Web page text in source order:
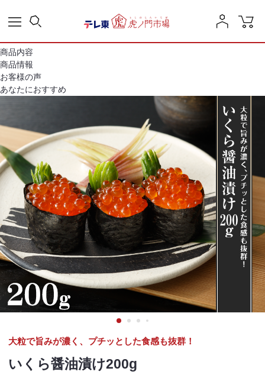
商品内容
商品情報
お客様の声
あなたにおすすめ
いくら醤油漬け200g
大粒で旨みが濃く、プチッとした食感も抜群！